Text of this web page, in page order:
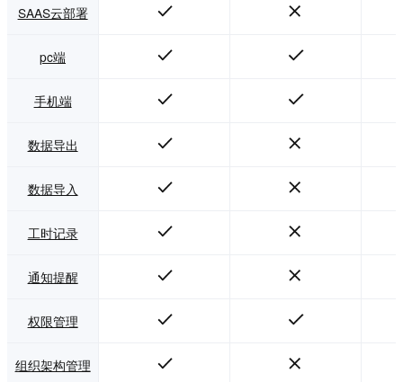
SAAS云部署
pc端
手机端
数据导出
数据导入
工时记录
通知提醒
权限管理
组织架构管理